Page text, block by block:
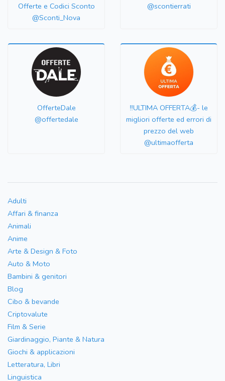
Offerte e Codici Sconto
@Sconti_Nova
@scontierrati
OfferteDale
@offertedale
‼️ULTIMA OFFERTA💰- le
migliori offerte ed errori di
prezzo del web
@ultimaofferta
Adulti
Affari & finanza
Animali
Anime
Arte & Design & Foto
Auto & Moto
Bambini & genitori
Blog
Cibo & bevande
Criptovalute
Film & Serie
Giardinaggio, Piante & Natura
Giochi & applicazioni
Letteratura, Libri
Linguistica